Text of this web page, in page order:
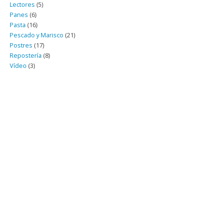
Lectores (5)
Panes (6)
Pasta (16)
Pescado y Marisco (21)
Postres (17)
Repostería (8)
Vídeo (3)